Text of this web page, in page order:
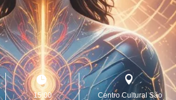
15:00
Centro Cultural São